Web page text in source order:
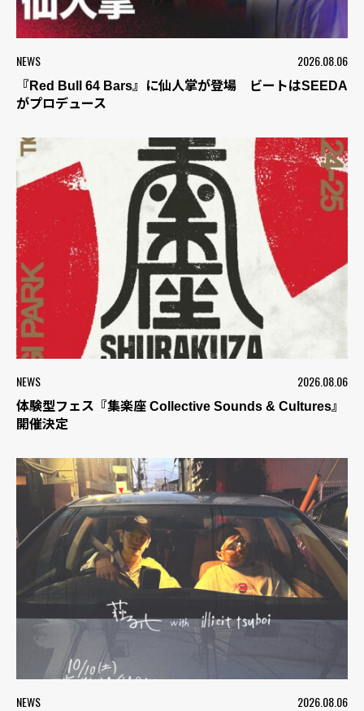
NEWS 2026.08.06
『Red Bull 64 Bars』に仙人掌が登場 ビートはSEEDA
がプロデュース
NEWS 2026.08.06
体験型フェス『集楽座 Collective Sounds & Cultures』
開催決定
NEWS 2026.08.06